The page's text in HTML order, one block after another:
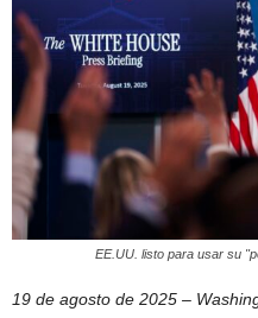
EE.UU. listo para usar su
19 de agosto de 2025 –